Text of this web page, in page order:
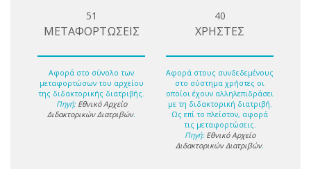
51
ΜΕΤΑΦΟΡΤΩΣΕΙΣ
Αφορά στο σύνολο των
μεταφορτώσων του αρχείου
της διδακτορικής διατριβής.
Πηγή: Εθνικό Αρχείο
Διδακτορικών Διατριβών.
40
ΧΡΗΣΤΕΣ
Αφορά στους συνδεδεμένους
στο σύστημα χρήστες οι
οποίοι έχουν αλληλεπιδράσει
με τη διδακτορική διατριβή.
Ως επί το πλείστον, αφορά
τις μεταφορτώσεις.
Πηγή: Εθνικό Αρχείο
Διδακτορικών Διατριβών.